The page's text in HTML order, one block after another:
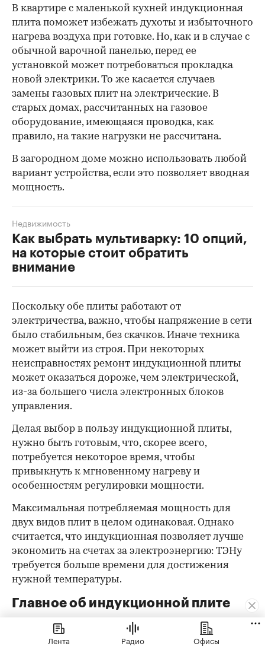
В квартире с маленькой кухней индукционная
плита поможет избежать духоты и избыточного
нагрева воздуха при готовке. Но, как и в случае с
обычной варочной панелью, перед ее
установкой может потребоваться прокладка
новой электрики. То же касается случаев
замены газовых плит на электрические. В
старых домах, рассчитанных на газовое
оборудование, имеющаяся проводка, как
правило, на такие нагрузки не рассчитана.
В загородном доме можно использовать любой
вариант устройства, если это позволяет вводная
мощность.
Как выбрать мультиварку: 10 опций,
на которые стоит обратить
внимание
Недвижимость
Поскольку обе плиты работают от
электричества, важно, чтобы напряжение в сети
было стабильным, без скачков. Иначе техника
может выйти из строя. При некоторых
неисправностях ремонт индукционной плиты
может оказаться дороже, чем электрической,
из-за большего числа электронных блоков
управления.
Делая выбор в пользу индукционной плиты,
нужно быть готовым, что, скорее всего,
потребуется некоторое время, чтобы
привыкнуть к мгновенному нагреву и
особенностям регулировки мощности.
Максимальная потребляемая мощность для
двух видов плит в целом одинаковая. Однако
считается, что индукционная позволяет лучше
экономить на счетах за электроэнергию: ТЭНу
требуется больше времени для достижения
нужной температуры.
Главное об индукционной плите
Принцип работы:
нагрев происходит за счет
электромагнитного поля, которое создает
Лента Радио Офисы